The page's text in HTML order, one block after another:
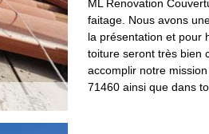
ML Renovation
faitage. Nous avons
la présentation et pour
toiture seront très bien
accomplir notre
71460 ainsi que dans